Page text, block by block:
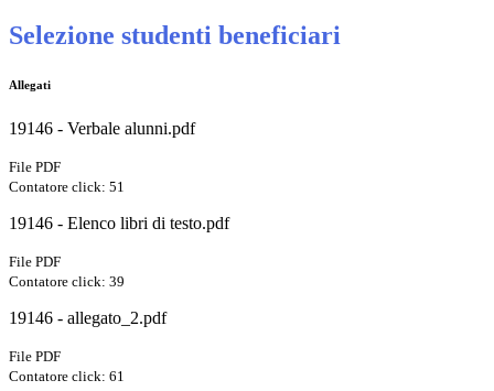
Selezione studenti beneficiari
Allegati
19146 - Verbale alunni.pdf
File PDF
Contatore click: 51
19146 - Elenco libri di testo.pdf
File PDF
Contatore click: 39
19146 - allegato_2.pdf
File PDF
Contatore click: 61